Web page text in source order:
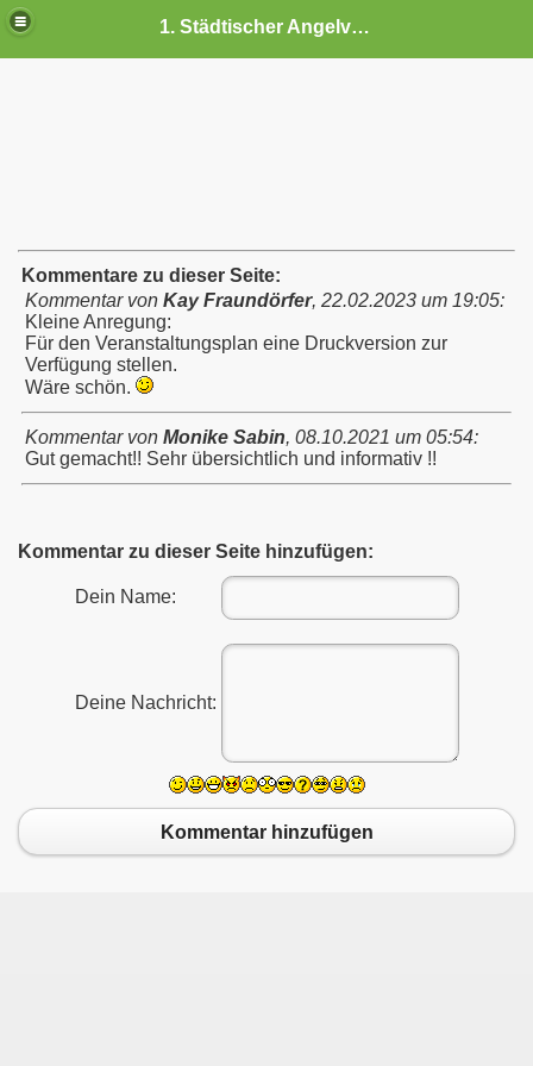
1. Städtischer Angelverein Luckau
Kommentare zu dieser Seite:
Kommentar von Kay Fraundörfer, 22.02.2023 um 19:05:
Kleine Anregung:
Für den Veranstaltungsplan eine Druckversion zur
Verfügung stellen.
Wäre schön.
Kommentar von Monike Sabin, 08.10.2021 um 05:54:
Gut gemacht!! Sehr übersichtlich und informativ !!
Kommentar zu dieser Seite hinzufügen:
Dein Name:
Deine Nachricht:
Kommentar hinzufügen